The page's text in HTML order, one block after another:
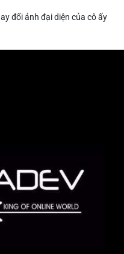
đổi ảnh đại diện của cô ấy